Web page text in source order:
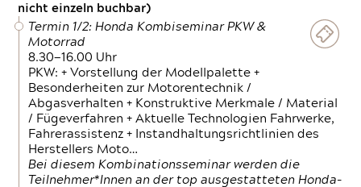
nicht einzeln buchbar)
Termin 1/2: Honda Kombiseminar PKW &
Motorrad
8.30—16.00 Uhr
PKW: + Vorstellung der Modellpalette +
Besonderheiten zur Motorentechnik /
Abgasverhalten + Konstruktive Merkmale / Material
/ Fügeverfahren + Aktuelle Technologien Fahrwerke,
Fahrerassistenz + Instandhaltungsrichtlinien des
Herstellers Moto…
Bei diesem Kombinationsseminar werden die
Teilnehmer*Innen an der top ausgestatteten Honda-